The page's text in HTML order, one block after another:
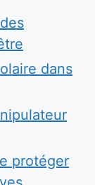
dans
protéger